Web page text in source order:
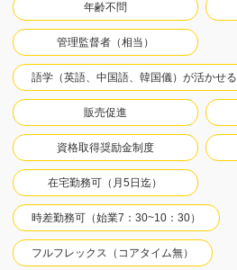
年齢不問
管理監督者（相当）
語学（英語、中国語、韓国儀）が活かせる
販売促進
資格取得奨励金制度
在宅勤務可（月5日迄）
時差勤務可（始業7：30~10：30）
フルフレックス（コアタイム無）